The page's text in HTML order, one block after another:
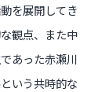
を展開してき
観点、また中
あった赤瀬川
いう共時的な